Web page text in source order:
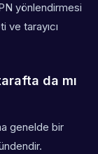
yönlendirmesi
ve tarayıcı
da mı
genelde bir